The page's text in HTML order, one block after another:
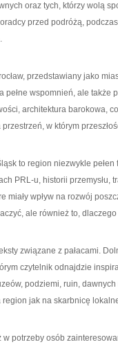
oraz tych, którzy wolą
przed podróżą,
przedstawiany jako
pełne wspomnień, ale także
architektura barokowa,
w którym
to region niezwykle
PRL-u, historii
miały wpływ na rozwój
ale również to,
związane z pałacami.
czytelnik odnajdzie
podziemi, ruin,
region jak na skarbnicę
potrzeby osób